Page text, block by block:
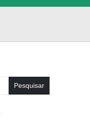
Pesquisar